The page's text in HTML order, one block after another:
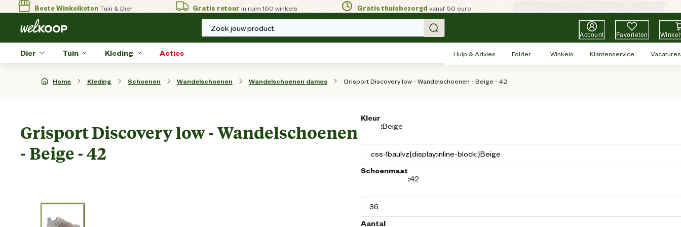
Beste WinkelketenTuin & Dier Gratis retour in ruim 160 winkels Gratis thuisbezorgd vanaf 50 euro
Zoek jouw product.
Account Favorieten
Dier Tuin Kleding Acties Hulp & Advies Folder Winkels Klantenservice Vacatures
Home Kleding Schoenen Wandelschoenen Wandelschoenen dames Grisport Discovery low - Wandelschoenen - Beige - 42
Grisport Discovery low - Wandelschoenen
- Beige - 42
Kleur
:Beige
Schoenmaat
:42
Aantal